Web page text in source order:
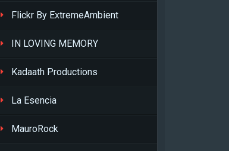
Flickr By ExtremeAmbient
IN LOVING MEMORY
Kadaath Productions
La Esencia
MauroRock